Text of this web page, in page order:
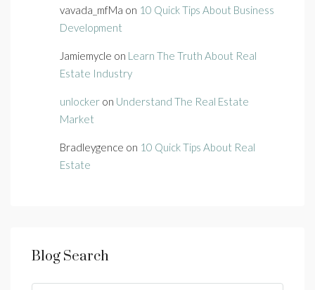
vavada_mfMa on 10 Quick Tips About Business
Development
Jamiemycle on Learn The Truth About Real
Estate Industry
unlocker on Understand The Real Estate
Market
Bradleygence on 10 Quick Tips About Real
Estate
Blog Search